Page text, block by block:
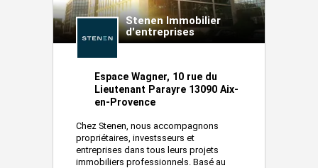
Stenen Immobilier
d'entreprises
Espace Wagner, 10 rue du
Lieutenant Parayre 13090 Aix-
en-Provence
Chez Stenen, nous accompagnons
propriétaires, investsseurs et
entreprises dans tous leurs projets
immobiliers professionnels. Basé au